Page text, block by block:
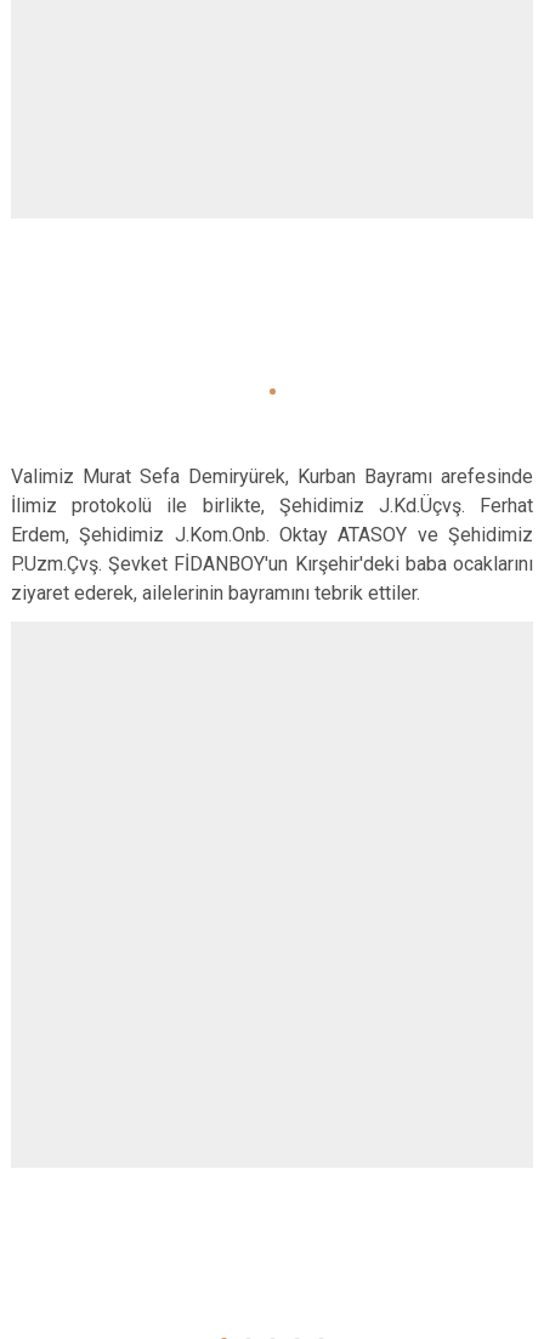
Valimiz Murat Sefa Demiryürek, Kurban Bayramı arefesinde
İlimiz protokolü ile birlikte, Şehidimiz J.Kd.Üçvş. Ferhat
Erdem, Şehidimiz J.Kom.Onb. Oktay ATASOY ve Şehidimiz
P.Uzm.Çvş. Şevket FİDANBOY'un Kırşehir'deki baba ocaklarını
ziyaret ederek, ailelerinin bayramını tebrik ettiler.